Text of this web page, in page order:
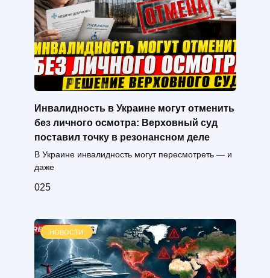
Инвалидность в Украине могут отменить
без личного осмотра: Верховный суд
поставил точку в резонансном деле
В Украине инвалидность могут пересмотреть — и
даже
025
НОВОСТИ